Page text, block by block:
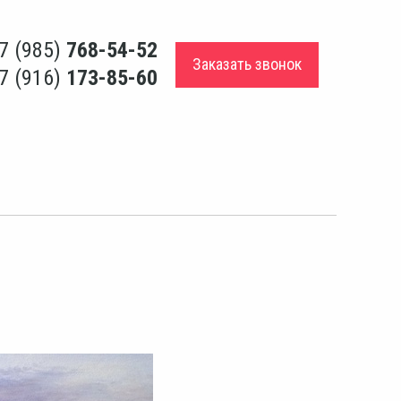
(985) 768-54-52
(916) 173-85-60
Заказать звонок